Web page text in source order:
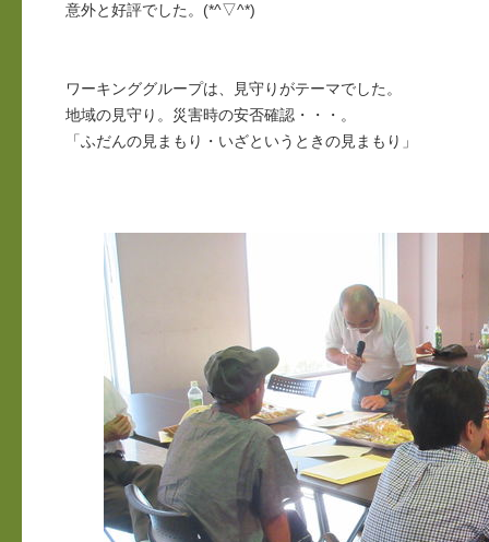
意外と好評でした。(*^▽^*)
ワーキンググループは、見守りがテーマでした。
地域の見守り。災害時の安否確認・・・。
「ふだんの見まもり・いざというときの見まもり」